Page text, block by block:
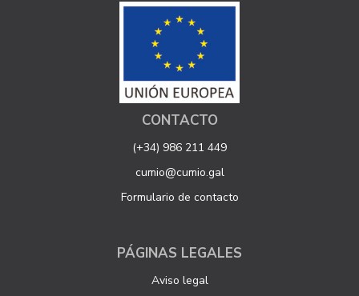
CONTACTO
(+34) 986 211 449
cumio@cumio.gal
Formulario de contacto
PÁGINAS LEGALES
Aviso legal